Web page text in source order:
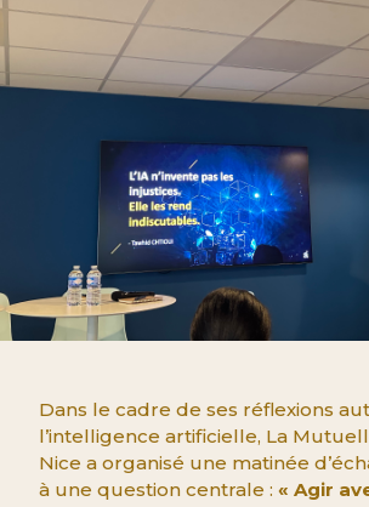
Dans le cadre de ses réflexions
l’intelligence artificielle, La
Nice a organisé une matinée
à une question centrale : « Agir